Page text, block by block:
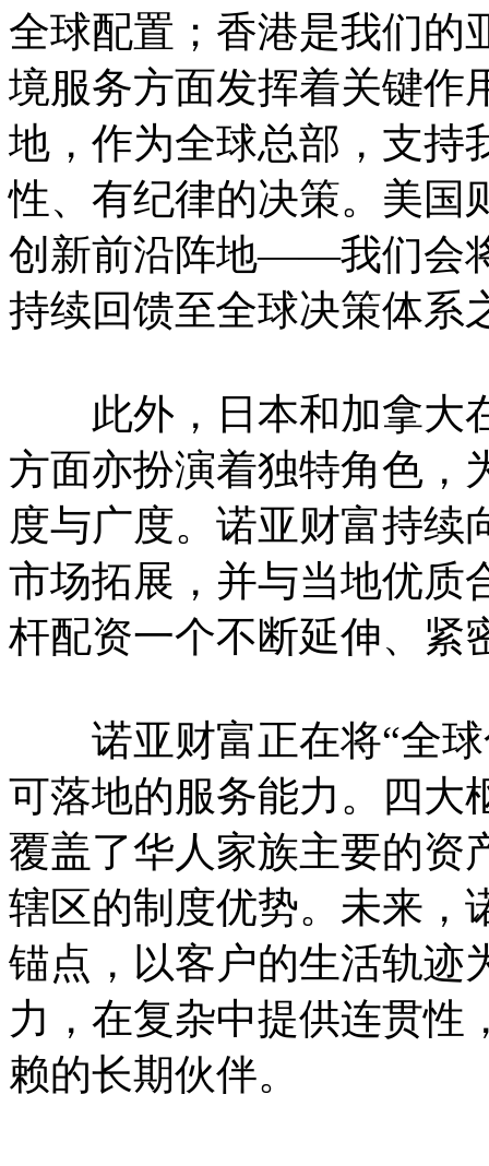
全球配置；香港是我们的
境服务方面发挥着关键作
地，作为全球总部，支持
性、有纪律的决策。美国
创新前沿阵地——我们会
持续回馈至全球决策体系
此外，日本和加拿大
方面亦扮演着独特角色，
度与广度。诺亚财富持续
市场拓展，并与当地优质
杆配资一个不断延伸、紧
诺亚财富正在将“全球
可落地的服务能力。四大
覆盖了华人家族主要的资
辖区的制度优势。未来，
锚点，以客户的生活轨迹
力，在复杂中提供连贯性
赖的长期伙伴。